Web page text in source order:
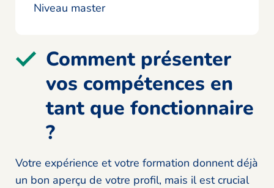
Niveau master
Comment présenter
vos compétences en
tant que fonctionnaire
?
Votre expérience et votre formation donnent déjà
un bon aperçu de votre profil, mais il est crucial